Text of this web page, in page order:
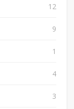
12
9
1
4
3